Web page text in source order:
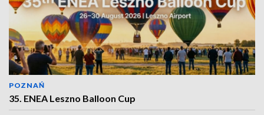
POZNAŃ
35. ENEA Leszno Balloon Cup